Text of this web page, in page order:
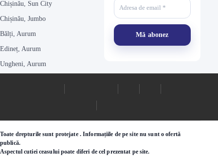
Chișinău, Sun City
Chișinău, Jumbo
Bălți, Aurum
Edineț, Aurum
Ungheni, Aurum
Toate drepturile sunt protejate . Informațiile de pe site nu sunt o ofertă
publică.
Aspectul cutiei ceasului poate diferi de cel prezentat pe site.